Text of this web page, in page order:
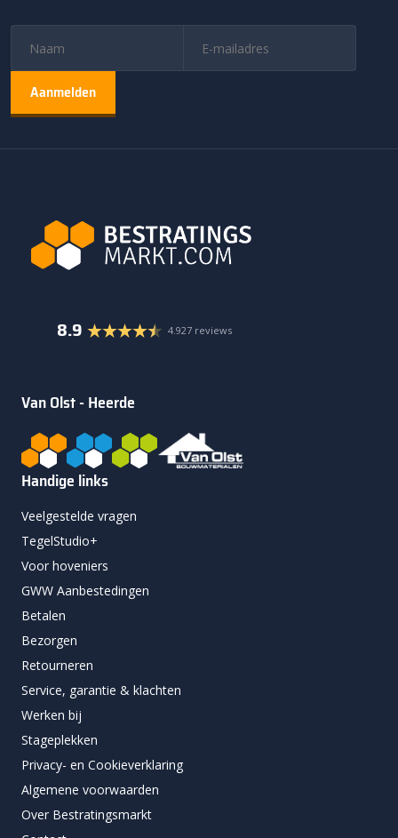
8.9 4.927 reviews
Van Olst - Heerde
Handige links
Veelgestelde vragen
TegelStudio+
Voor hoveniers
GWW Aanbestedingen
Betalen
Bezorgen
Retourneren
Service, garantie & klachten
Werken bij
Stageplekken
Privacy- en Cookieverklaring
Algemene voorwaarden
Over Bestratingsmarkt